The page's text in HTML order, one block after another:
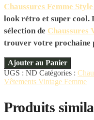
Chaussures Femme
look rétro et super cool.
sélection de Chaussures
trouver votre prochaine
Ajouter au Panier
UGS : ND Catégories :
Vêtements Vintage Femme
Produits